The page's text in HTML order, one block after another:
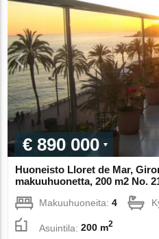
€ 890 000
Huoneisto Lloret de Mar,
makuuhuonetta, 200 m2 No.
Makuuhuoneita:4
Asuintila:200 m2